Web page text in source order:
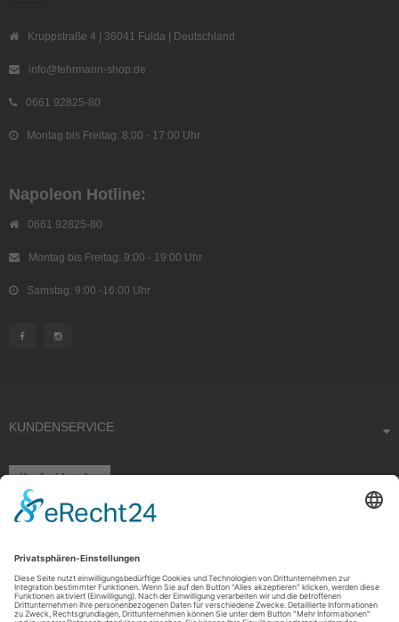
Kruppstraße 4 | 36041 Fulda | Deutschland
info@fehrmann-shop.de
0661 92825-80
Montag bis Freitag: 8:00 - 17:00 Uhr
Napoleon Hotline:
0661 92825-80
Montag bis Freitag: 9:00 - 19:00 Uhr
Samstag: 9:00 -16:00 Uhr
KUNDENSERVICE
Kauf widerrufen
RECHTLICHES
ÜBER UNS